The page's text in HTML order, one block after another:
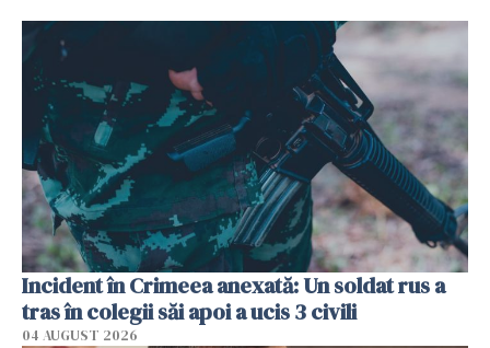
Incident în Crimeea anexată: Un soldat rus a
tras în colegii săi apoi a ucis 3 civili
04 AUGUST 2026